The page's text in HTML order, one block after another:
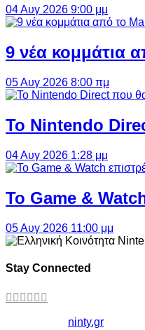
04 Αυγ 2026 9:00 μμ
9 νέα κομμάτια
05 Αυγ 2026 8:00 πμ
Το Nintendo
04 Αυγ 2026 1:28 μμ
Το Game & Watch
05 Αυγ 2026 11:00 μμ
Stay Connected
ninty.gr